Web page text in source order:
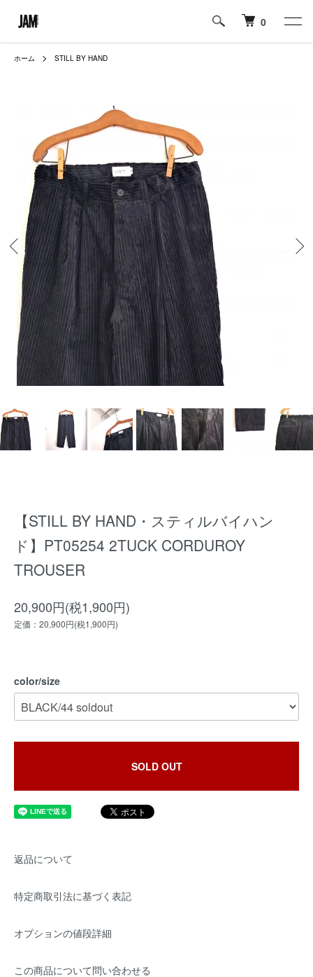
0
ホーム STILL BY HAND
【STILL BY HAND・スティルバイハン
ド】PT05254 2TUCK CORDUROY
TROUSER
20,900円(税1,900円)
定価：20,900円(税1,900円)
color/size
SOLD OUT
返品について
特定商取引法に基づく表記
オプションの値段詳細
この商品について問い合わせる